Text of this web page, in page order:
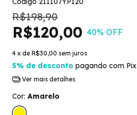
R$198,90
R$120,00 40% OFF
4 x de R$30,00 sem juros
5% de desconto pagando com Pix
Ver mais detalhes
Cor: Amarelo